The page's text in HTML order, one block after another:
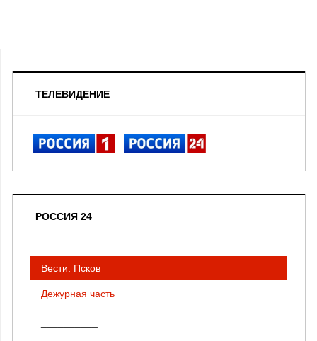
ТЕЛЕВИДЕНИЕ
РОССИЯ 24
Вести. Псков
Дежурная часть